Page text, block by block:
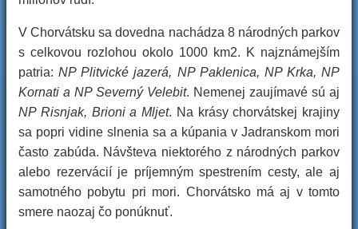
V Chorvátsku sa dovedna nachádza 8 národných parkov
s celkovou rozlohou okolo 1000 km2. K najznámejším
patria:NP Plitvické jazerá, NP Paklenica, NP Krka, NP
Kornati a NP Severný Velebit. Nemenej zaujímavé sú aj
NP Risnjak, Brioni a Mljet. Na krásy chorvátskej krajiny
sa popri vidine slnenia sa a kúpania v Jadranskom mori
často zabúda. Návšteva niektorého z národných parkov
alebo rezervácií je príjemným spestrením cesty, ale aj
samotného pobytu pri mori. Chorvátsko má aj v tomto
smere naozaj čo ponúknuť.